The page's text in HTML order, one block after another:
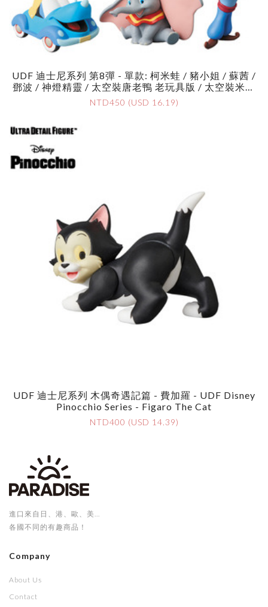
UDF 迪士尼系列 第8彈 - 單款: 柯米蛙 / 豬小姐 / 蘇茜 /
鄧波 / 神燈精靈 / 太空裝唐老鴨 老玩具版 / 太空裝米奇
老玩具版 - UDF Disney Series 8 - Single: Kermit The F
Rog / Miss Piggy / Susie / Dumbo / Genie / Astronaut
NTD450 (USD 16.19)
UDF 迪士尼系列 木偶奇遇記篇 - 費加羅 - UDF Disney
Pinocchio Series - Figaro The Cat
NTD400 (USD 14.39)
進口來自日、港、歐、美...
各國不同的有趣商品！
Company
About Us
Contact